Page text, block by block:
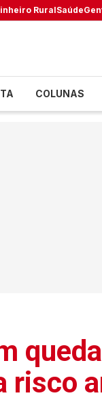
RuralSaúde
COLUNAS
risco